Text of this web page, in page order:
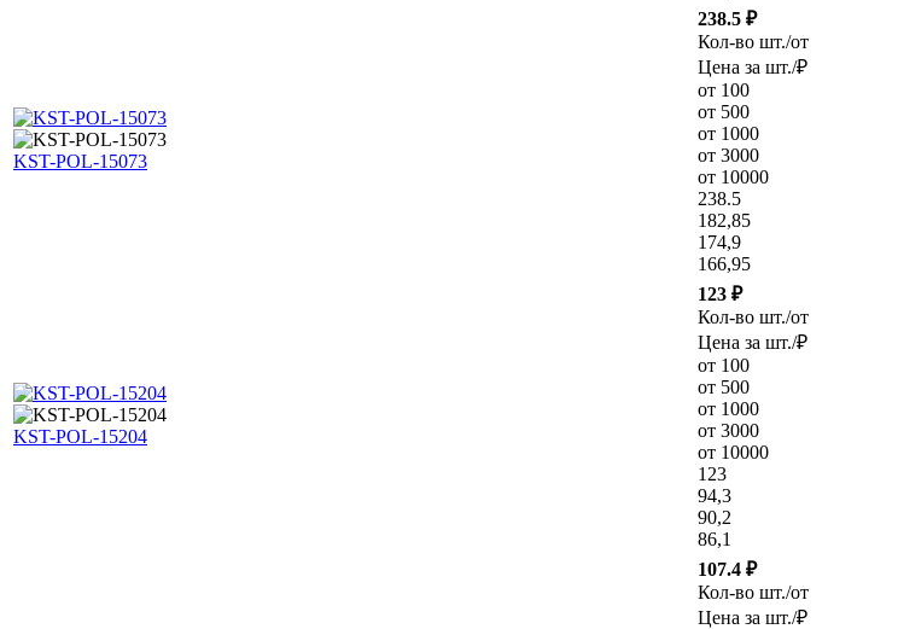
KST-POL-15073
238.5 ₽
Кол-во шт./от
Цена за шт./₽
от 100
от 500
от 1000
от 3000
от 10000
238.5
182,85
174,9
166,95
KST-POL-15204
123 ₽
Кол-во шт./от
Цена за шт./₽
от 100
от 500
от 1000
от 3000
от 10000
123
94,3
90,2
86,1
107.4 ₽
Кол-во шт./от
Цена за шт./₽